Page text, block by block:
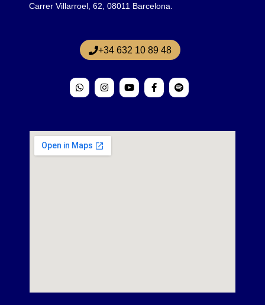
Carrer Villarroel, 62, 08011 Barcelona.
+34 632 10 89 48